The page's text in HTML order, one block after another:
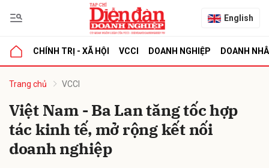
English
CHÍNH TRỊ - XÃ HỘI VCCI DOANH NGHIỆP DOANH
Trang chủ VCCI
Việt Nam - Ba Lan tăng tốc hợp
tác kinh tế, mở rộng kết nối
doanh nghiệp
luận